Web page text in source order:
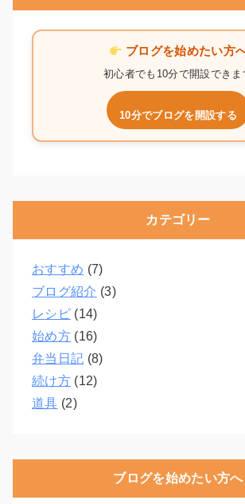
ブログを始めたい方
初心者でも10分で開設できま
10分でブログを開設する
カテゴリー
おすすめ (7)
ブログ紹介 (3)
レシピ(14)
始め方(16)
弁当日記 (8)
続け方(12)
道具 (2)
ブログを始めたい方へ